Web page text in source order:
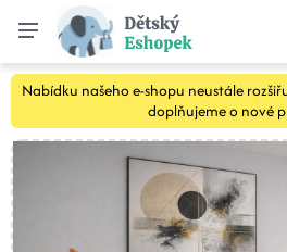
Nabídku našeho e-shopu neustále
doplňujeme o nové